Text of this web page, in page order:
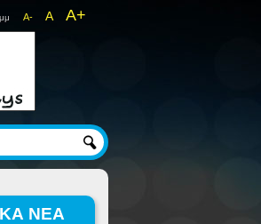
A- A A+
ΝΕΑ